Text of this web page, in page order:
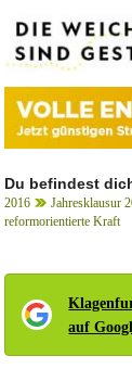
Du befindest
2016
Jahresklausur
reformorientierte Kraft
auf